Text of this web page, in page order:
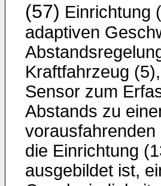
(57) Einrichtung
adaptiven
Kraftfahrzeug
Sensor zum
Abstands zu
die Einrichtung
ausgebildet ist,